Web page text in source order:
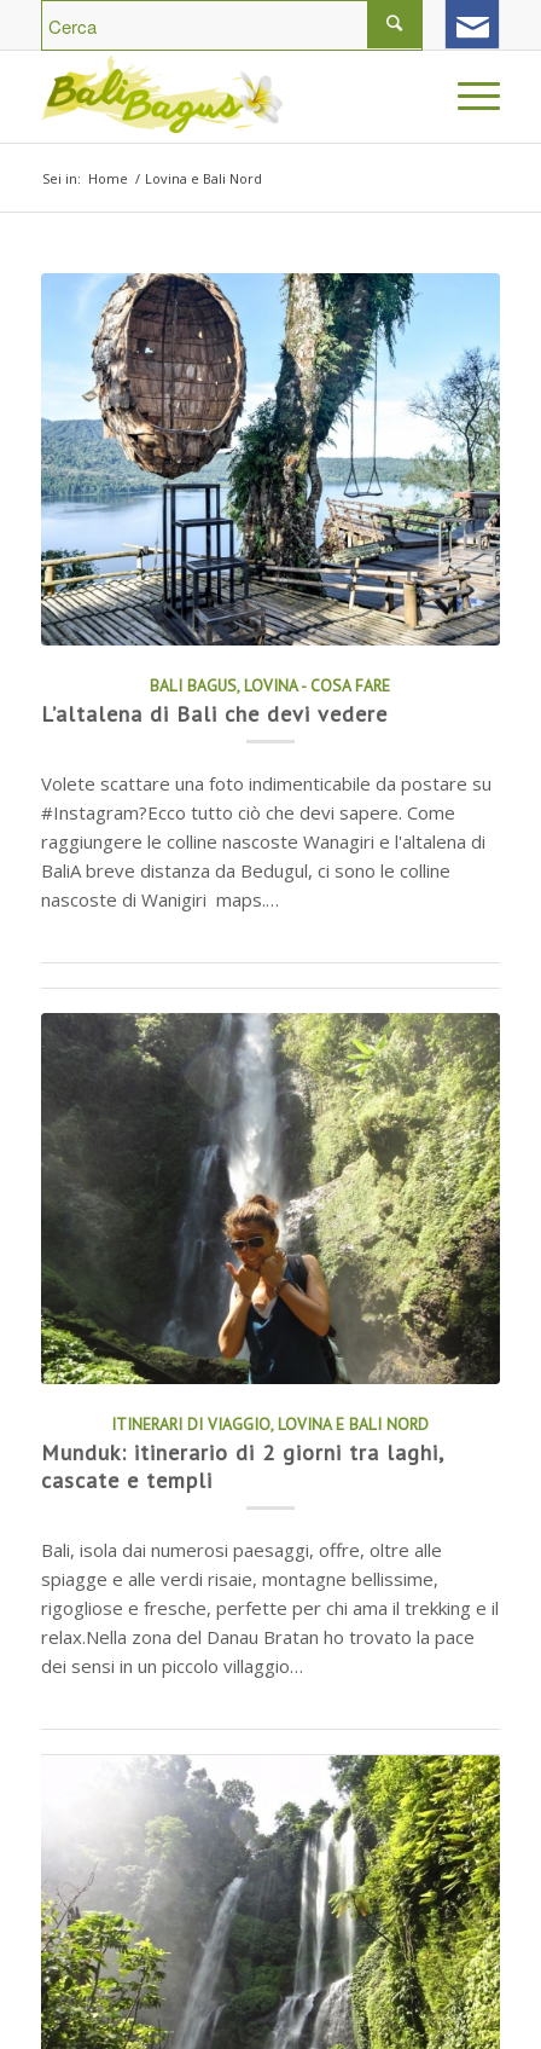
Sei in: Home / Lovina e Bali Nord
BALI BAGUS,LOVINA - COSA FARE
L’altalena di Bali che devi vedere
Volete scattare una foto indimenticabile da postare su
#Instagram?Ecco tutto ciò che devi sapere. Come
raggiungere le colline nascoste Wanagiri e l'altalena di
BaliA breve distanza da Bedugul, ci sono le colline
nascoste di Wanigiri maps.…
ITINERARI DI VIAGGIO, LOVINA E BALI NORD
Munduk: itinerario di 2 giorni tra laghi,
cascate e templi
Bali, isola dai numerosi paesaggi, offre, oltre alle
spiagge e alle verdi risaie, montagne bellissime,
rigogliose e fresche, perfette per chi ama il trekking e il
relax.Nella zona del Danau Bratan ho trovato la pace
dei sensi in un piccolo villaggio…